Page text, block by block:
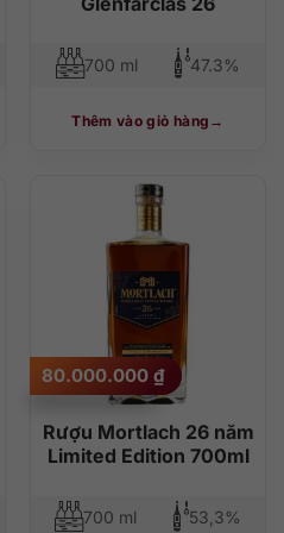
700 ml 47.3%
Thêm vào giỏ hàng
Rượu Mortlach 26 năm
Limited Edition 700ml
80.000.000 ₫
700 ml 53,3%